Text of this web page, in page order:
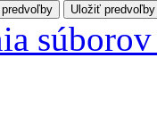
Uložiť predvoľby